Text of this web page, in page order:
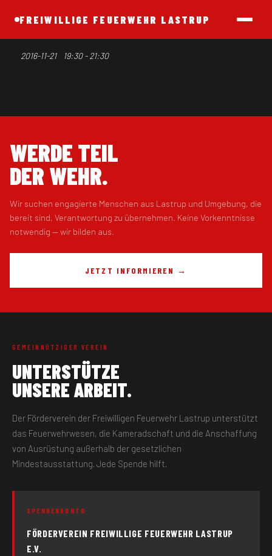
FREIWILLIGE FEUERWEHR LASTRUP
Dienstabend
2016-11-21 19:30 - 21:30
WERDE TEIL
DER WEHR.
Wir suchen engagierte Menschen aus Lastrup und Umgebung, die
bereit sind, Verantwortung zu übernehmen. Keine Vorkenntnisse
notwendig — wir bilden aus.
JETZT INFORMIEREN →
GEMEINNÜTZIGER VEREIN
UNTERSTÜTZE
UNSERE ARBEIT.
Der Förderverein der Freiwilligen Feuerwehr Lastrup unterstützt
das Feuerwehrwesen, die Kameradschaft und die Anschaffung
von Ausrüstung außerhalb der gesetzlichen
Mindestausstattung. Jede Spende hilft.
SPENDENKONTO
FÖRDERVEREIN FREIWILLIGE FEUERWEHR LASTRUP
E.V.